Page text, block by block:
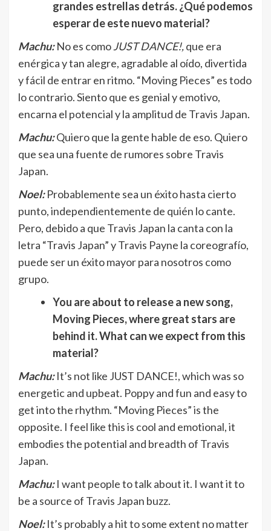
grandes estrellas detrás. ¿Qué podemos
esperar de este nuevo material?
Machu:No es comoJUST DANCE!,que era
enérgica y tan alegre, agradable al oído, divertida
y fácil de entrar en ritmo. “Moving Pieces” es todo
lo contrario. Siento que es genial y emotivo,
encarna el potencial y la amplitud de Travis Japan.
Machu:Quiero que la gente hable de eso. Quiero
que sea una fuente de rumores sobre Travis
Japan.
Noel:Probablemente sea un éxito hasta cierto
punto, independientemente de quién lo cante.
Pero, debido a que Travis Japan la canta con la
letra “Travis Japan” y Travis Payne la coreografío,
puede ser un éxito mayor para nosotros como
grupo.
You are about to release a new song,
Moving Pieces, where great stars are
behind it. What can we expect from this
material?
Machu:It’s not like JUST DANCE!, which was so
energetic and upbeat. Poppy and fun and easy to
get into the rhythm. “Moving Pieces” is the
opposite. I feel like this is cool and emotional, it
embodies the potential and breadth of Travis
Japan.
Machu:I want people to talk about it. I want it to
be a source of Travis Japan buzz.
Noel:It’s probably a hit to some extent no matter